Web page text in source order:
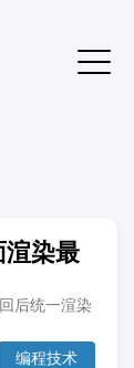
渲染最
后统一渲染
编程技术